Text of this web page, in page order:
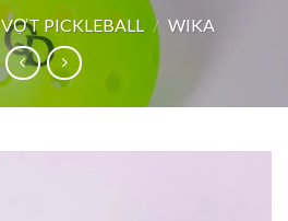
VỢT PICKLEBALL / WIKA